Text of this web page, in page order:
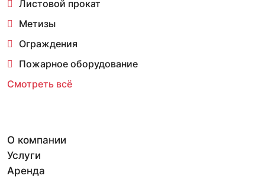
Листовой прокат
Метизы
Ограждения
Пожарное оборудование
Смотреть всё
О компании
Услуги
Аренда